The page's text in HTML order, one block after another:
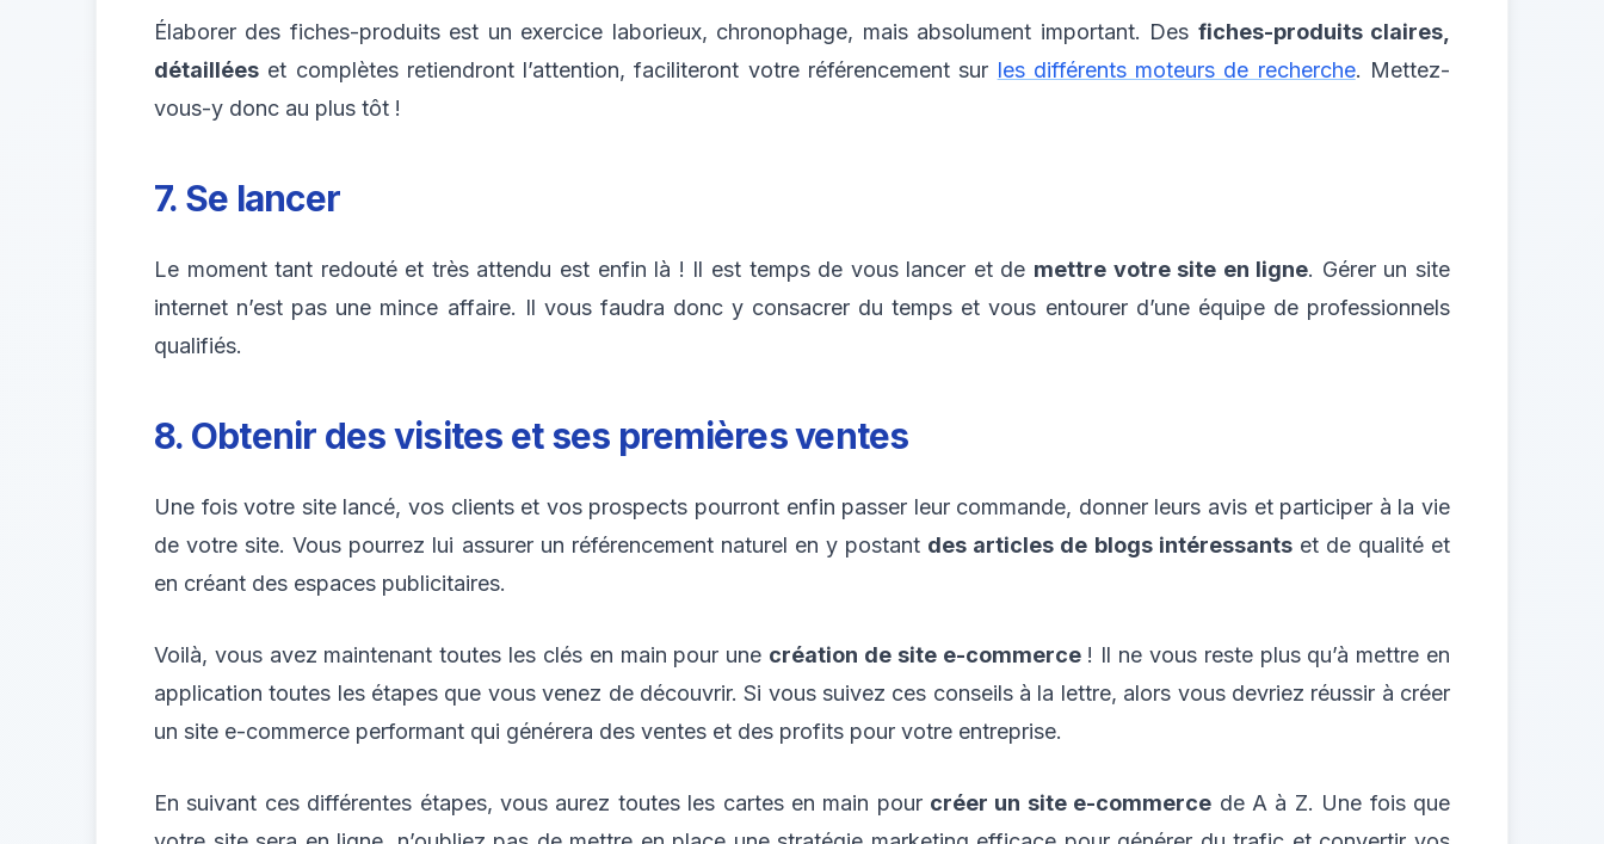
Élaborer des fiches-produits est un exercice laborieux, chronophage, mais absolument important. Des fiches-produits claires,
détaillées et complètes retiendront l’attention, faciliteront votre référencement sur les différents moteurs de recherche. Mettez-
vous-y donc au plus tôt !
7. Se lancer
Le moment tant redouté et très attendu est enfin là ! Il est temps de vous lancer et de mettre votre site en ligne. Gérer un site
internet n’est pas une mince affaire. Il vous faudra donc y consacrer du temps et vous entourer d’une équipe de professionnels
qualifiés.
8. Obtenir des visites et ses premières ventes
Une fois votre site lancé, vos clients et vos prospects pourront enfin passer leur commande, donner leurs avis et participer à la vie
de votre site. Vous pourrez lui assurer un référencement naturel en y postant des articles de blogs intéressantset de qualité et
en créant des espaces publicitaires.
Voilà, vous avez maintenant toutes les clés en main pour une création de site e-commerce! Il ne vous reste plus qu’à mettre en
application toutes les étapes que vous venez de découvrir. Si vous suivez ces conseils à la lettre, alors vous devriez réussir à créer
un site e-commerce performant qui générera des ventes et des profits pour votre entreprise.
En suivant ces différentes étapes, vous aurez toutes les cartes en main pour créer un site e-commerce de A à Z. Une fois que